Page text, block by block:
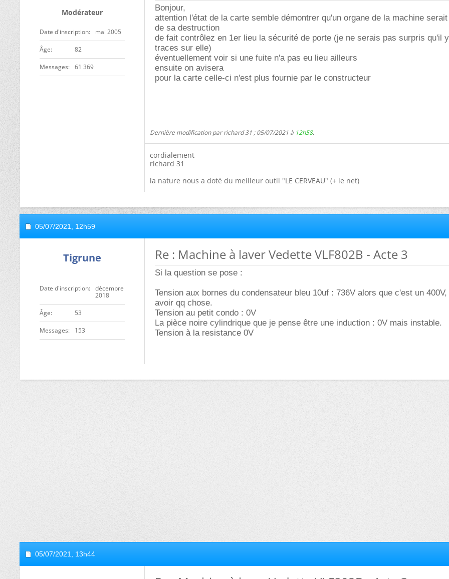
Modérateur
Date d'inscription mai 2005
ge 82
Messages 61 369
Bonjour,
attention l'état de la carte semble démontrer qu'un organe de la machine
de sa destruction
de fait contrôlez en 1er lieu la sécurité de porte (je ne serais pas surpris qu'il
traces sur elle)
éventuellement voir si une fuite n'a pas eu lieu ailleurs
ensuite on avisera
pour la carte celle-ci n'est plus fournie par le constructeur
Dernière modification par richard 31 ; 05/07/2021 à 12h58.
cordialement
richard 31
la nature nous a doté du meilleur outil "LE CERVEAU" (+ le net)
05/07/2021, 12h59
Tigrune
Date d'inscription
décembre
2018
ge 53
Messages 153
Re : Machine à laver Vedette VLF802B - Acte 3
Si la question se pose :
Tension aux bornes du condensateur bleu 10uf : 736V alors que c'est un
avoir qq chose.
Tension au petit condo : 0V
La pièce noire cylindrique que je pense être une induction : 0V mais instable.
Tension à la resistance 0V
05/07/2021, 13h44